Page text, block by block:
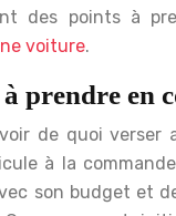
des points à
voiture.
prendre en
de quoi verser
à la
son budget et